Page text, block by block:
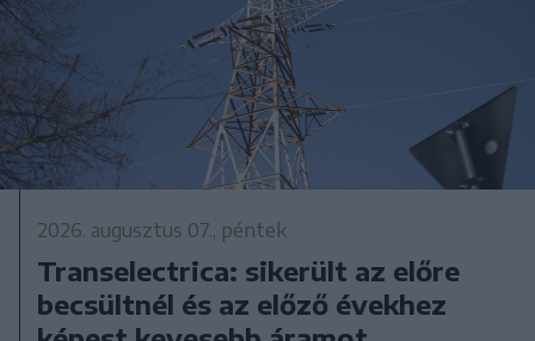
2026. augusztus 07., péntek
Transelectrica: sikerült az előre
becsültnél és az előző évekhez